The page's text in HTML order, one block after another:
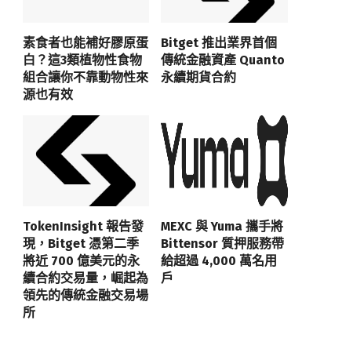
素食者也能補好膠原蛋
白？這3類植物性食物
組合讓你不靠動物性來
源也有效
Bitget 推出業界首個
傳統金融資產 Quanto
永續期貨合約
TokenInsight 報告發
現，Bitget 憑第二季
將近 700 億美元的永
續合約交易量，崛起為
領先的傳統金融交易場
所
MEXC 與 Yuma 攜手將
Bittensor 質押服務帶
給超過 4,000 萬名用
戶